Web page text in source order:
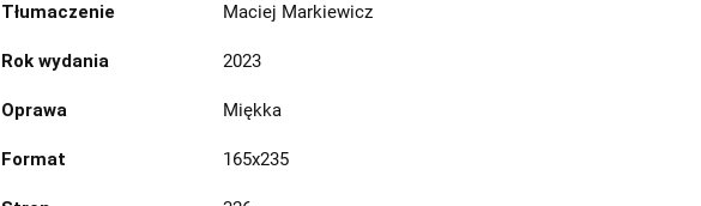
Tłumaczenie Maciej Markiewicz
Rok wydania 2023
Oprawa Miękka
Format 165x235